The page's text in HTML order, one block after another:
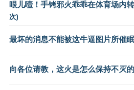
哏儿噎！手铐邪火乖乖在体育场内
次)
最坏的消息不能被这牛逼图片所催眠
向各位请教，这火是怎么保持不灭的